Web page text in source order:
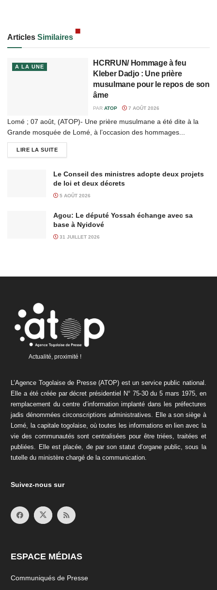
Articles Similaires
A LA UNE
HCRRUN/ Hommage à feu
Kleber Dadjo : Une prière
musulmane pour le repos de son
âme
PAR ATOP 7 AOÛT 2026
Lomé ; 07 août, (ATOP)- Une prière musulmane a été dite à la
Grande mosquée de Lomé, à l’occasion des hommages...
LIRE LA SUITE
Le Conseil des ministres adopte deux projets
de loi et deux décrets
5 AOÛT 2026
Agou: Le député Yossah échange avec sa
base à Nyidové
31 JUILLET 2026
Actualité, proximité !
L’Agence Togolaise de Presse (ATOP) est un service public national.
Elle a été créée par décret présidentiel N° 75-30 du 5 mars 1975, en
remplacement du centre d’information implanté dans les préfectures
jadis dénommées circonscriptions administratives. Elle a son siège à
Lomé, la capitale togolaise, où toutes les informations en lien avec la
vie des communautés sont centralisées pour être triées, traitées et
publiées. Elle est placée, de par son statut d’organe public, sous la
tutelle du ministère chargé de la communication.
Suivez-nous sur
ESPACE MÉDIAS
Communiqués de Presse